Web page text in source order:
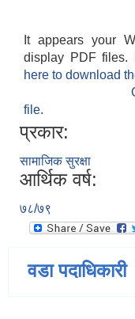
It appears your
display PDF files.
here to download
file.
प्रकार:
सामाजिक सुरक्षा
आर्थिक वर्ष:
७८/७९
वडा पदाधिकारी